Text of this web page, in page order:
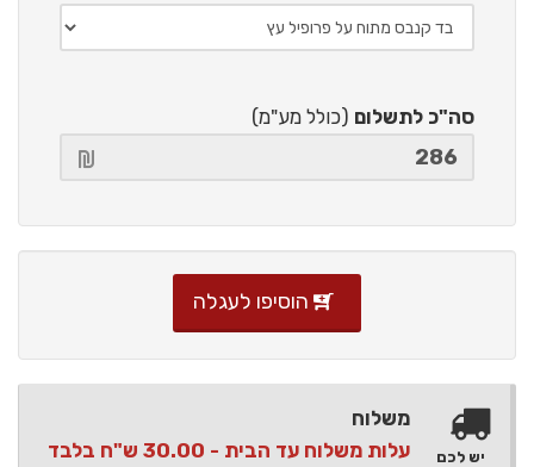
סה"כ לתשלום (כולל מע"מ)
הוסיפו לעגלה
משלוח
עלות משלוח עד הבית - 30.00 ש"ח בלבד
יש לכם